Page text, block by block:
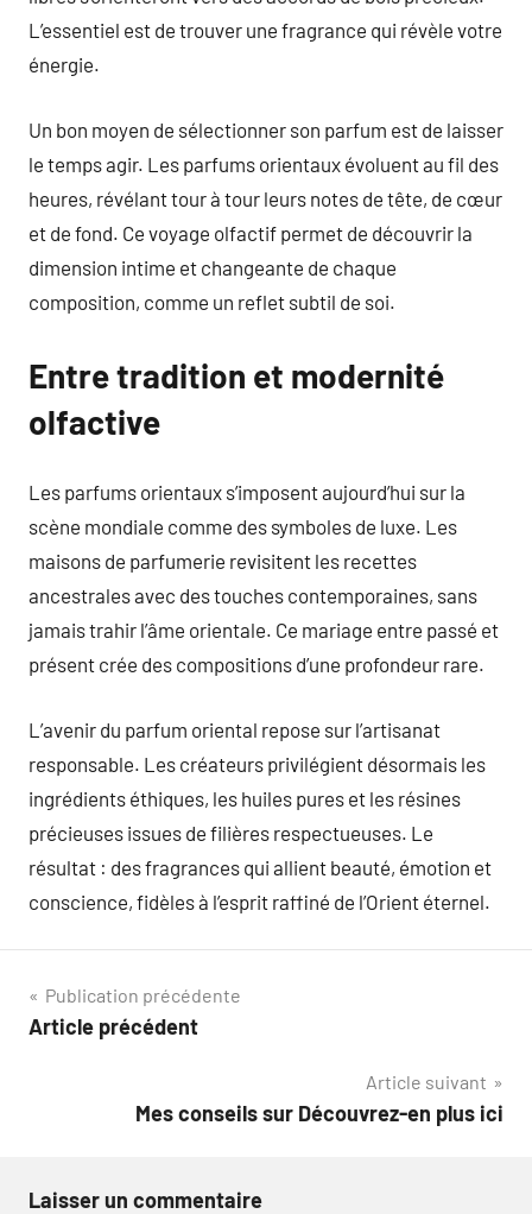
L’essentiel est de trouver une fragrance qui révèle votre
énergie.
Un bon moyen de sélectionner son parfum est de laisser
le temps agir. Les parfums orientaux évoluent au fil des
heures, révélant tour à tour leurs notes de tête, de cœur
et de fond. Ce voyage olfactif permet de découvrir la
dimension intime et changeante de chaque
composition, comme un reflet subtil de soi.
Entre tradition et modernité
olfactive
Les parfums orientaux s’imposent aujourd’hui sur la
scène mondiale comme des symboles de luxe. Les
maisons de parfumerie revisitent les recettes
ancestrales avec des touches contemporaines, sans
jamais trahir l’âme orientale. Ce mariage entre passé et
présent crée des compositions d’une profondeur rare.
L’avenir du parfum oriental repose sur l’artisanat
responsable. Les créateurs privilégient désormais les
ingrédients éthiques, les huiles pures et les résines
précieuses issues de filières respectueuses. Le
résultat : des fragrances qui allient beauté, émotion et
conscience, fidèles à l’esprit raffiné de l’Orient éternel.
Navigation
de
Publication précédente
Article précédent
Article suivant
Mes conseils sur Découvrez-en plus ici
Laisser un commentaire